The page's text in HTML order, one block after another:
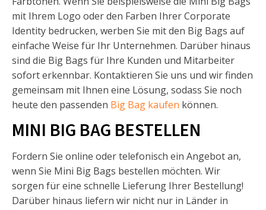
mit Ihrem Logo oder den Farben Ihrer Corporate
Identity bedrucken, werben Sie mit den Big Bags auf
einfache Weise für Ihr Unternehmen. Darüber hinaus
sind die Big Bags für Ihre Kunden und Mitarbeiter
sofort erkennbar. Kontaktieren Sie uns und wir finden
gemeinsam mit Ihnen eine Lösung, sodass Sie noch
heute den passenden Big Bag kaufen können.
MINI BIG BAG BESTELLEN
Fordern Sie online oder telefonisch ein Angebot an,
wenn Sie Mini Big Bags bestellen möchten. Wir
sorgen für eine schnelle Lieferung Ihrer Bestellung!
Darüber hinaus liefern wir nicht nur in Länder in